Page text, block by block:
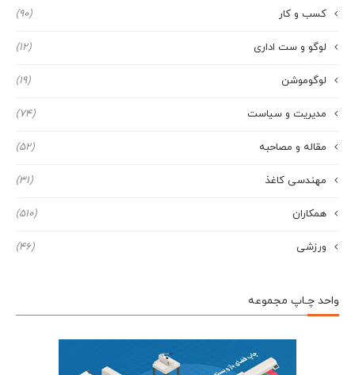
کسب و کار (90)
لوگو و ست اداری (12)
لوگوموشن (19)
مدیریت و سیاست (74)
مقاله و مصاحبه (52)
مهندسی کاغذ (31)
همکاران (510)
ورزشی (46)
واحد چـاپ مجموعه